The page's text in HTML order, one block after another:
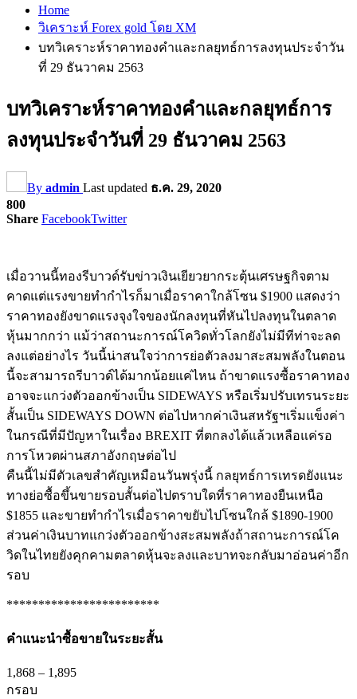
Home
วิเคราะห์ Forex gold โดย XM
บทวิเคราะห์ราคาทองคำและกลยุทธ์การลงทุนประจำวัน
ที่ 29 ธันวาคม 2563
บทวิเคราะห์ราคาทองคำและกลยุทธ์การ
ลงทุนประจำวันที่ 29 ธันวาคม 2563
By admin Last updated ธ.ค. 29, 2020
800
Share FacebookTwitter
เมื่อวานนี้ทองรีบาวด์รับข่าวเงินเยียวยากระตุ้นเศรษฐกิจตาม
คาดแต่แรงขายทำกำไรก็มาเมื่อราคาใกล้โซน $1900 แสดงว่า
ราคาทองยังขาดแรงจุงใจของนักลงทุนที่หันไปลงทุนในตลาด
หุ้นมากกว่า แม้ว่าสถานะการณ์โควิดทั่วโลกยังไม่มีทีท่าจะลด
ลงแต่อย่างไร วันนี้น่าสนใจว่าการย่อตัวลงมาสะสมพลังในตอน
นี้จะสามารถรีบาวด์ได้มากน้อยแค่ไหน ถ้าขาดแรงซื้อราคาทอง
อาจจะแกว่งตัวออกข้างเป็น SIDEWAYS หรือเริ่มปรับเทรนระยะ
สั้นเป็น SIDEWAYS DOWN ต่อไปหากค่าเงินสหรัฐฯเริ่มแข็งค่า
ในกรณีที่มีปัญหาในเรื่อง BREXIT ที่ตกลงได้แล้วเหลือแค่รอ
การโหวตผ่านสภาอังกฤษต่อไป
คืนนี้ไม่มีตัวเลขสำคัญเหมือนวันพรุ่งนี้ กลยุทธ์การเทรดยังแนะ
ทางย่อซื้อขึ้นขายรอบสั้นต่อไปตราบใดที่ราคาทองยืนเหนือ
$1855 และขายทำกำไรเมื่อราคาขยับไปโซนใกล้ $1890-1900
ส่วนค่าเงินบาทแกว่งตัวออกข้างสะสมพลังถ้าสถานะการณ์โค
วิดในไทยยังคุกคามตลาดหุ้นจะลงและบาทจะกลับมาอ่อนค่าอีก
รอบ
************************
คำแนะนำซื้อขายในระยะสั้น
1,868 – 1,895
กรอบ